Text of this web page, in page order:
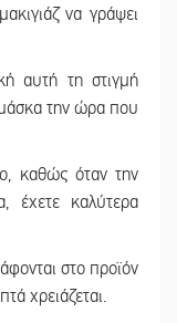
να γράψει
αυτή τη στιγμή
την ώρα που
καθώς όταν την
έχετε καλύτερα
στο προϊόν
χρειάζεται.